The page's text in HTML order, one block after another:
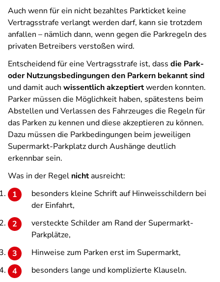
Auch wenn für ein nicht bezahltes Parkticket keine
Vertragsstrafe verlangt werden darf, kann sie trotzdem
anfallen – nämlich dann, wenn gegen die Parkregeln des
privaten Betreibers verstoßen wird.
Entscheidend für eine Vertragsstrafe ist, dass die Park-
oder Nutzungsbedingungen den Parkern bekannt sind
und damit auch wissentlich akzeptiertwerden konnten.
Parker müssen die Möglichkeit haben, spätestens beim
Abstellen und Verlassen des Fahrzeuges die Regeln für
das Parken zu kennen und diese akzeptieren zu können.
Dazu müssen die Parkbedingungen beim jeweiligen
Supermarkt-Parkplatz durch Aushänge deutlich
erkennbar sein.
Was in der Regel nichtausreicht:
besonders kleine Schrift auf Hinweisschildern bei
der Einfahrt,
versteckte Schilder am Rand der Supermarkt-
Parkplätze,
Hinweise zum Parken erst im Supermarkt,
besonders lange und komplizierte Klauseln.